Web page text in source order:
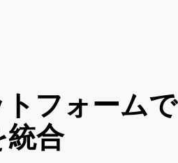
フォームで
合